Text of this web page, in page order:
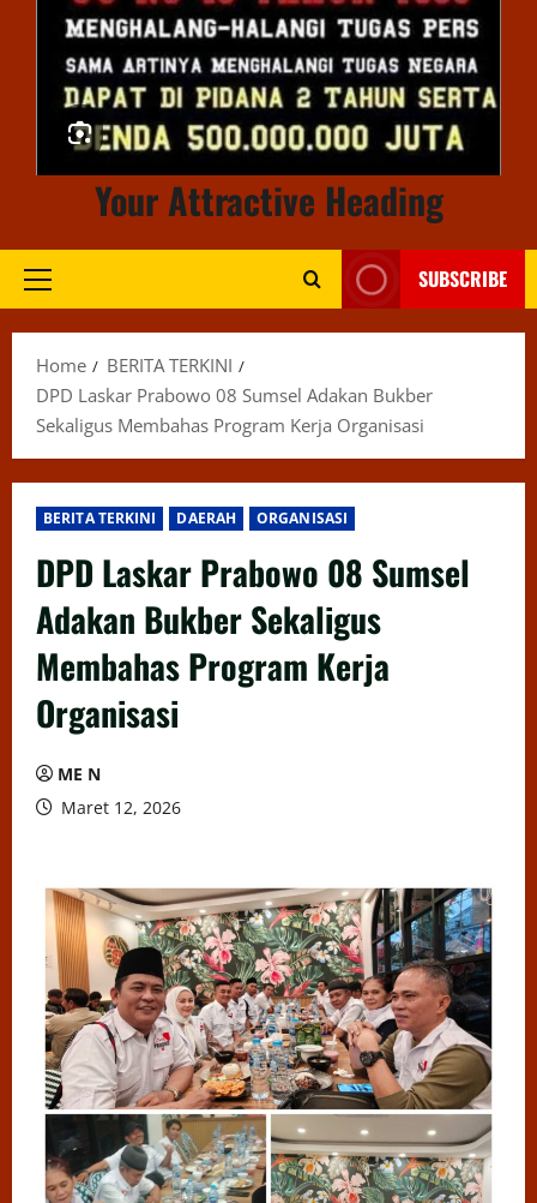
Your Attractive Heading
Primary
SUBSCRIBE
Home
BERITA TERKINI
DPD Laskar Prabowo 08 Sumsel Adakan Bukber
Sekaligus Membahas Program Kerja Organisasi
BERITA TERKINI DAERAH ORGANISASI
DPD Laskar Prabowo 08 Sumsel
Adakan Bukber Sekaligus
Membahas Program Kerja
Organisasi
ME N
Maret 12, 2026